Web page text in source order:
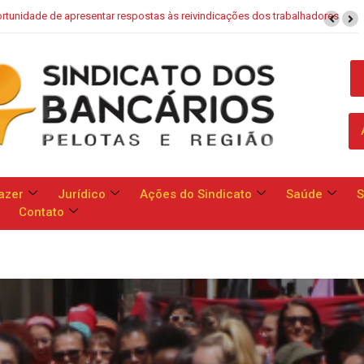
trabalhadores Saúde Caixa: Banco apresenta proposta que chega
Jurídico Ações do Sindicato Saúde
Contato